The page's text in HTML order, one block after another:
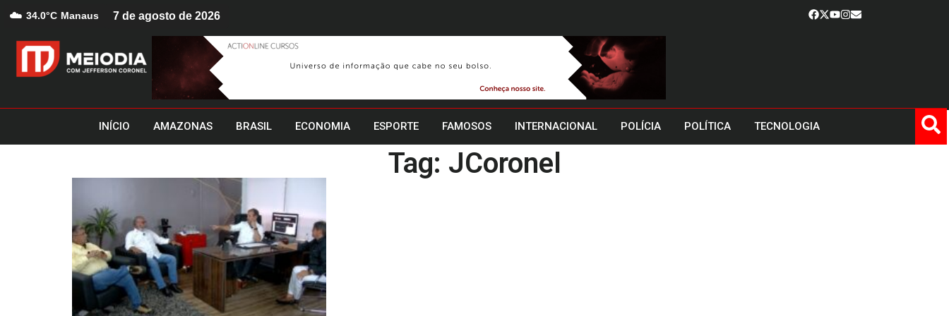
☁️ 34.0°C Manaus 7 de agosto de 2026
INÍCIO AMAZONAS BRASIL ECONOMIA ESPORTE FAMOSOS INTERNACIONAL POLÍCIA POLÍTICA TECNOLOGIA
Tag: JCoronel